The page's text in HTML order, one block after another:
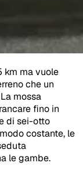
km ma vuole
che un
mossa
fino in
di sei-otto
costante, le
le gambe.